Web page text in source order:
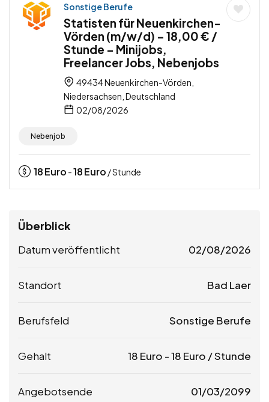
Sonstige Berufe
Statisten für Neuenkirchen-
Vörden (m/w/d) – 18,00 € /
Stunde – Minijobs,
Freelancer Jobs, Nebenjobs
49434 Neuenkirchen-Vörden,
Niedersachsen, Deutschland
02/08/2026
Nebenjob
18Euro -18Euro / Stunde
Überblick
Datum veröffentlicht 02/08/2026
Standort Bad Laer
Berufsfeld Sonstige Berufe
Gehalt 18 Euro -18 Euro / Stunde
Angebotsende 01/03/2099